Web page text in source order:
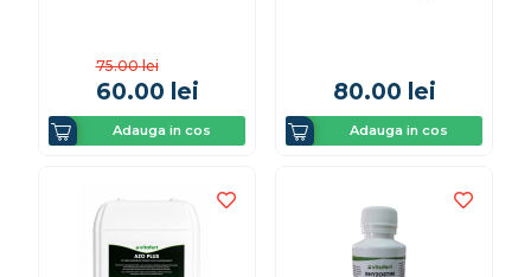
75.00 lei
60.00 lei
Adauga in cos
80.00 lei
Adauga in cos